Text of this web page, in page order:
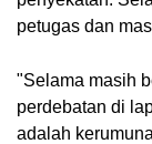
petugas dan
"Selama masih
perdebatan di
adalah